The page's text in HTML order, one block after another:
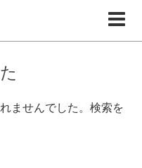
ませんでした。検索を